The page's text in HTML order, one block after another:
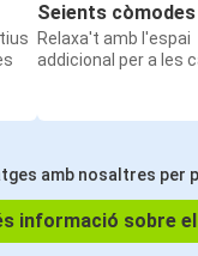
Seients còmodes
Relaxa't amb l'espai
addicional per a les
amb nosaltres per
informació sobre